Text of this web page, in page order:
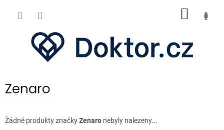
Zenaro
Žádné produkty značkyZenaro nebyly nalezeny...